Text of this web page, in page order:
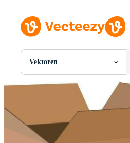
Vektoren
Alle Bilder
Vorlagen
Vektoren